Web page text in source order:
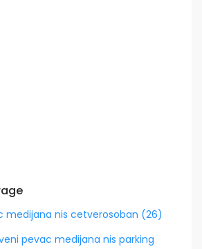
medijana nis cetverosoban (26)
pevac medijana nis parking